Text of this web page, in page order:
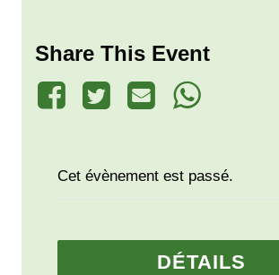
Share This Event
Cet évènement est passé.
DÉTAILS